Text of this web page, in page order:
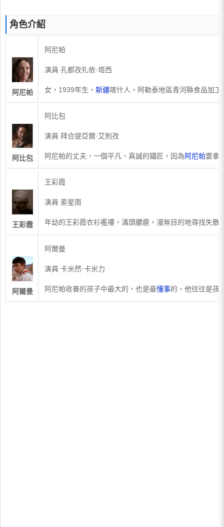
角色介紹
阿尼帕
阿尼帕
演員 孔都孜扎依·塔西
女，1939年生， 新疆喀什人，阿勒泰地區青河縣食品加
阿比包
阿比包
演員 拜合提亞爾·艾則孜
阿尼帕的丈夫，一個平凡、真誠的鐵匠，因為阿尼帕要拿
王彩霞
王彩霞
演員 索星雨
年幼的王彩霞衣衫襤褸，滿頭膿瘡，漫無目的地尋找失散
阿爾曼
阿爾曼
演員 卡米然·卡米力
阿尼帕收養的孩子中最大的，也是最懂事的，他往往是孩